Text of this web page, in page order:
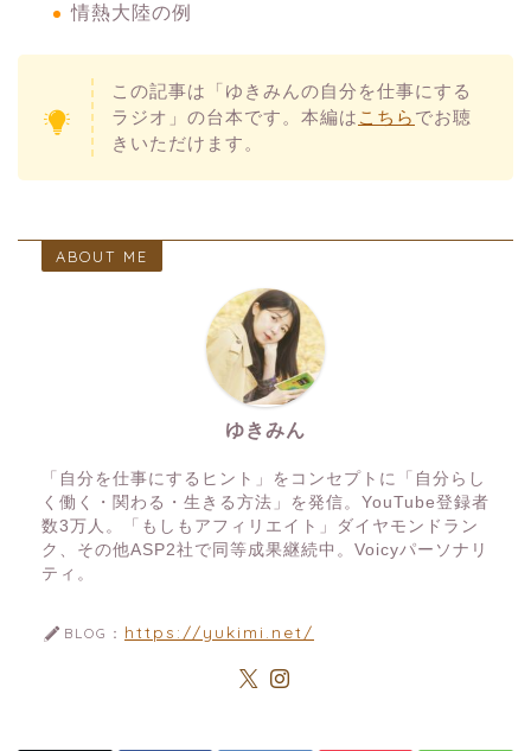
情熱大陸の例
この記事は「ゆきみんの自分を仕事にする
ラジオ」の台本です。本編は こちら でお聴
きいただけます。
ABOUT ME
ゆきみん
「自分を仕事にするヒント」をコンセプトに「自分らし
く働く・関わる・生きる方法」を発信。YouTube登録者
数3万人。「もしもアフィリエイト」ダイヤモンドラン
ク、その他ASP2社で同等成果継続中。Voicyパーソナリ
ティ。
BLOG： https://yukimi.net/